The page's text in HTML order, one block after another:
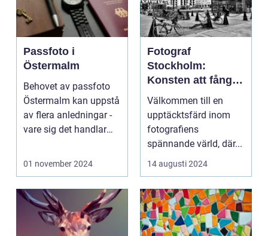
Passfoto i
Östermalm
Behovet av passfoto
Östermalm kan uppstå
av flera anledningar -
vare sig det handlar
01 november 2024
Fotograf
Stockholm:
Konsten att fånga
ögonblicket
Välkommen till en
upptäcktsfärd inom
fotografiens
spännande värld, där...
14 augusti 2024